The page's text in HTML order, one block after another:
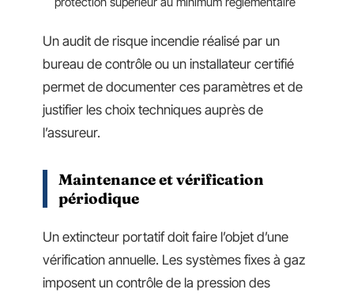
Un audit de risque incendie réalisé par un
bureau de contrôle ou un installateur certifié
permet de documenter ces paramètres et de
justifier les choix techniques auprès de
l’assureur.
Maintenance et vérification
périodique
Un extincteur portatif doit faire l’objet d’une
vérification annuelle. Les systèmes fixes à gaz
imposent un contrôle de la pression des